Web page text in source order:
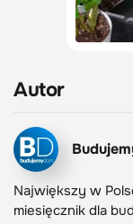
Autor
Największy w
miesięcznik dla